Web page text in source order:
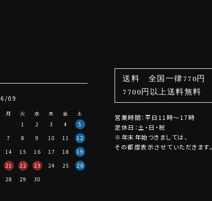
09
月 火 水 木 金
土
1
2 3 4
5
7 8 9 10 11
12
14 15 16 17 18
19
21 22 23 24 25
26
28 29 30
送料 全国一律770円
7700円以上送料無料
営業時間：平日11時～17時
定休日：土・日・祝
※年末年始つきましては、
その都度表示させていただきます。